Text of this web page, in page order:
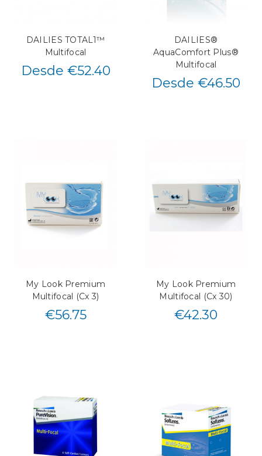
DAILIES TOTAL1™
Multifocal
Desde €52.40
DAILIES®
AquaComfort Plus®
Multifocal
Desde €46.50
My Look Premium
Multifocal (Cx 3)
€56.75
My Look Premium
Multifocal (Cx 30)
€42.30